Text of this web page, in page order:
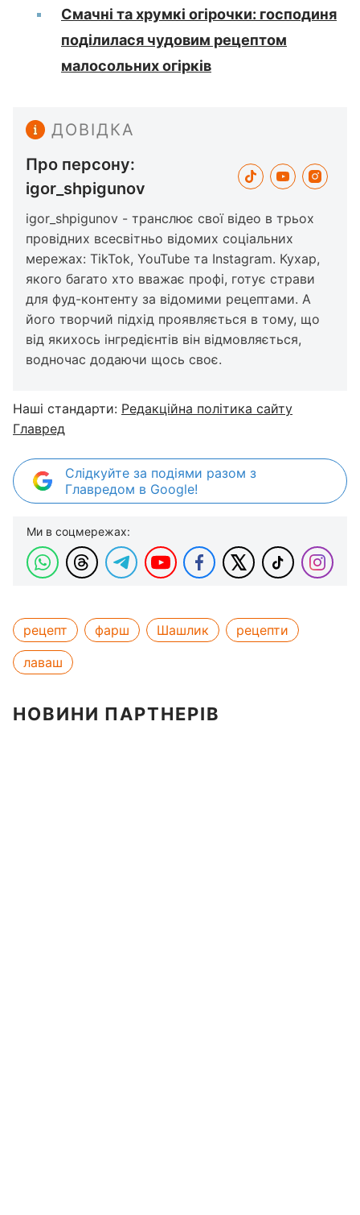
Смачні та хрумкі огірочки: господиня
поділилася чудовим рецептом
малосольних огірків
ДОВІДКА
Про персону:
igor_shpigunov
igor_shpigunov - транслює свої відео в трьох
провідних всесвітньо відомих соціальних
мережах: TikTok, YouTube та Instagram. Кухар,
якого багато хто вважає профі, готує страви
для фуд-контенту за відомими рецептами. А
його творчий підхід проявляється в тому, що
від якихось інгредієнтів він відмовляється,
водночас додаючи щось своє.
Наші стандарти: Редакційна політика сайту
Главред
Слідкуйте за подіями разом з
Главредом в Google!
Ми в соцмережах:
рецепт фарш Шашлик
рецепти
лаваш
НОВИНИ ПАРТНЕРІВ